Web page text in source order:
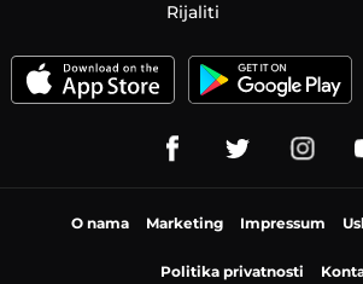
Rijaliti
O nama Marketing Impressum
Politika privatnosti